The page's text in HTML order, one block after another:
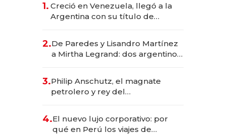
1. Creció en Venezuela, llegó a la
Argentina con su título de
las marcas "fast premium"
2.De Paredes y Lisandro Martínez
a Mirtha Legrand: dos argentinos
3.Philip Anschutz, el magnate
petrolero y rey del
Fénix
4.El nuevo lujo corporativo: por
qué en Perú los viajes de